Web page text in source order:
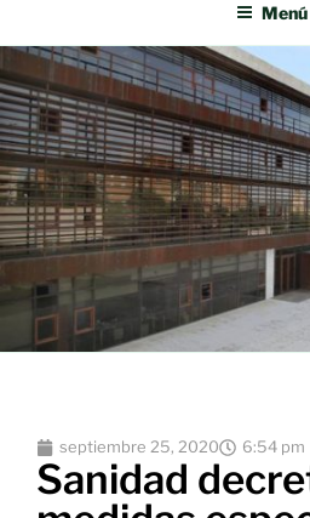
Menú
septiembre 25, 2020 6:54 pm
Sanidad